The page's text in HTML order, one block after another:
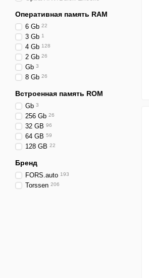
Оперативная память RAM
6 Gb 22
3 Gb 1
4 Gb 128
2 Gb 26
Gb 3
8 Gb 26
Встроенная память ROM
Gb 3
256 Gb 26
32 GB 96
64 GB 59
128 GB 22
Бренд
FORS.auto 193
Torssen 206